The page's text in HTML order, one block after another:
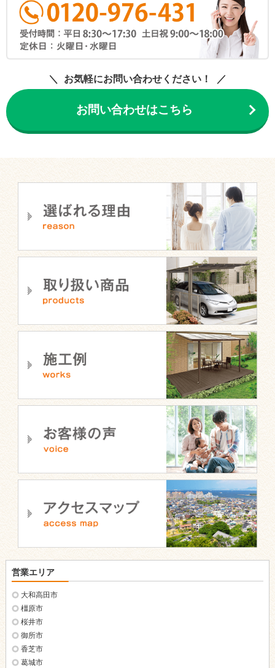
お気軽にお問い合わせください！
お問い合わせはこちら
営業エリア
大和高田市
橿原市
桜井市
御所市
香芝市
葛城市